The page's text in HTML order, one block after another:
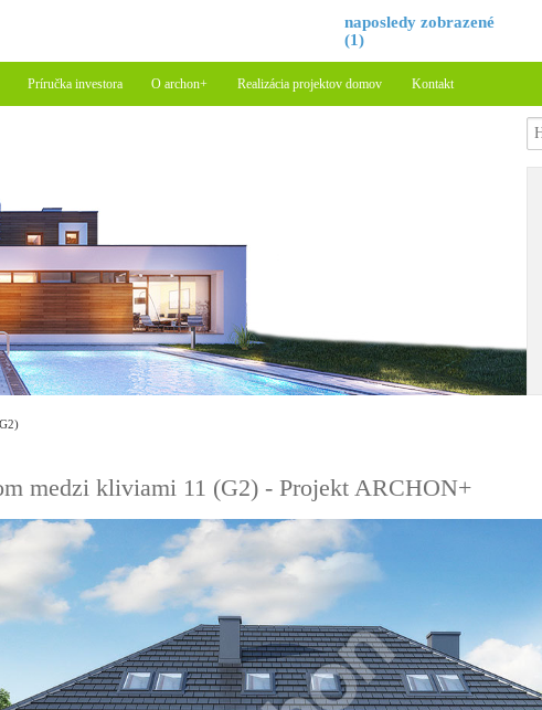
naposledy zobrazené
(1)
Príručka investora O archon+ Realizácia projektov domov Kontakt
medzi kliviami 11 (G2) - Projekt ARCHON+